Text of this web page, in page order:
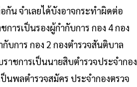
กัน จำเลยได้บังอาจกระทำผิดต่อ
ารเป็นรองผู้กำกับการ กอง 4 กอง
บการ กอง 2 กองตำรวจสันติบาล
าชการเป็นนายสิบตำรวจประจำกอง
นพลตำรวจสมัคร ประจำกองตรวจ